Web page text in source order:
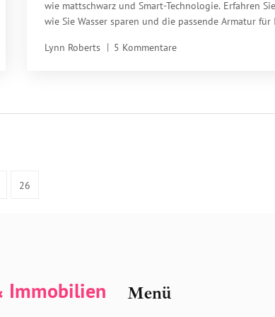
wie mattschwarz und Smart-Technologie. Erfahren
wie Sie Wasser sparen und die passende Armatur für
Lynn Roberts
5 Kommentare
26
Immobilien Menü